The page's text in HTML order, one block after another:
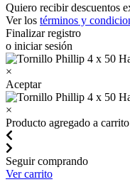
Quiero recibir descuentos
Ver los términos y
Finalizar registro
o iniciar sesión
×
Aceptar
×
Producto agregado a carrito
Seguir comprando
Ver carrito